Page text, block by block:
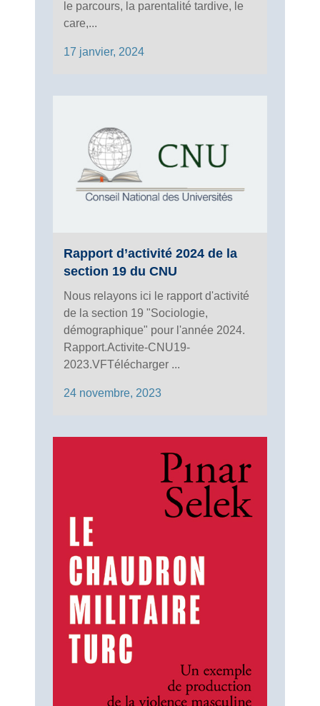
le parcours, la parentalité tardive, le
care,...
17 janvier, 2024
Rapport d’activité 2024 de la
section 19 du CNU
Nous relayons ici le rapport d'activité
de la section 19 "Sociologie,
démographique" pour l'année 2024.
Rapport.Activite-CNU19-
2023.VFTélécharger ...
24 novembre, 2023